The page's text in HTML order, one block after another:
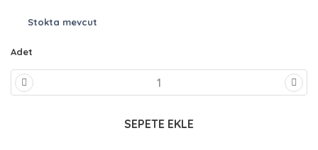
Stokta mevcut
Adet
SEPETE EKLE